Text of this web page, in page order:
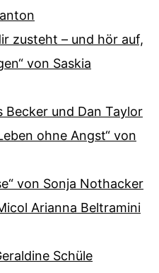
zusteht – und hör auf,
von Saskia
Becker und Dan Taylor
ohne Angst“ von
von Sonja Nothacker
Arianna Beltramini
Schüle